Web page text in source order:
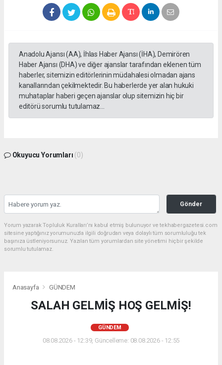
Anadolu Ajansı (AA), İhlas Haber Ajansı (İHA), Demirören
Haber Ajansı (DHA) ve diğer ajanslar tarafından eklenen tüm
haberler, sitemizin editörlerinin müdahalesi olmadan ajans
kanallarından çekilmektedir. Bu haberlerde yer alan hukuki
muhataplar haberi geçen ajanslar olup sitemizin hiç bir
editörü sorumlu tutulamaz...
Okuyucu Yorumları (0)
Gönder
Yorum yazarak Topluluk Kuralları’nı kabul etmiş bulunuyor ve tekhabergazetesi.com
sitesine yaptığınız yorumunuzla ilgili doğrudan veya dolaylı tüm sorumluluğu tek
başınıza üstleniyorsunuz. Yazılan tüm yorumlardan site yönetimi hiçbir şekilde
sorumlu tutulamaz.
Anasayfa GÜNDEM
SALAH GELMİŞ HOŞ GELMİŞ!
GÜNDEM
08.08.2026 - 12:39, Güncelleme: 08.08.2026 - 12:55